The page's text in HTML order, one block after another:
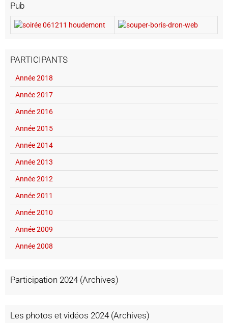
Pub
PARTICIPANTS
Année 2018
Année 2017
Année 2016
Année 2015
Année 2014
Année 2013
Année 2012
Année 2011
Année 2010
Année 2009
Année 2008
Participation 2024 (Archives)
Les photos et vidéos 2024 (Archives)